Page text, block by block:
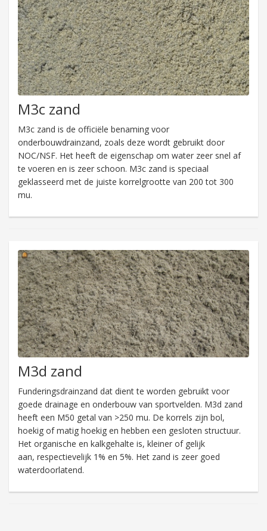
M3c zand
M3c zand is de officiële benaming voor
onderbouwdrainzand, zoals deze wordt gebruikt door
NOC/NSF. Het heeft de eigenschap om water zeer snel af
te voeren en is zeer schoon. M3c zand is speciaal
geklasseerd met de juiste korrelgrootte van 200 tot 300
mu.
M3d zand
Funderingsdrainzand dat dient te worden gebruikt voor
goede drainage en onderbouw van sportvelden. M3d zand
heeft een M50 getal van >250 mu. De korrels zijn bol,
hoekig of matig hoekig en hebben een gesloten structuur.
Het organische en kalkgehalte is, kleiner of gelijk
aan, respectievelijk 1% en 5%. Het zand is zeer goed
waterdoorlatend.